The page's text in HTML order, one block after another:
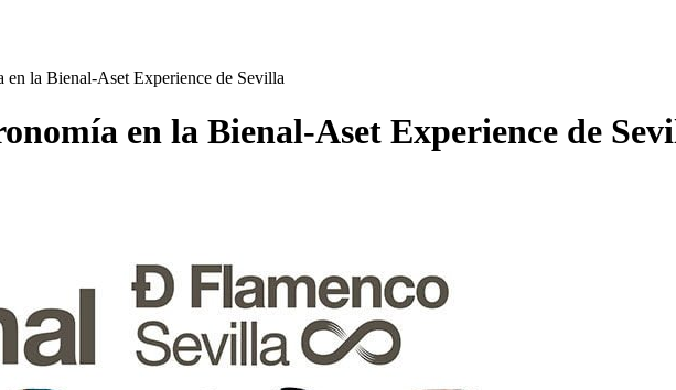
en la Bienal-Aset Experience de Sevilla
en la Bienal-Aset Experience de